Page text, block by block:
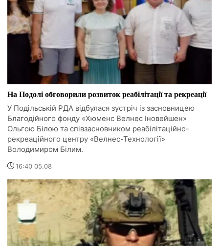
На Подолі обговорили розвиток реабілітації та рекреації
У Подільській РДА відбулася зустріч із засновницею
Благодійного фонду «Хюменс Велнес Іновейшен»
Ольгою Білою та співзасновником реабілітаційно-
рекреаційного центру «Велнес-Технології»
Володимиром Білим.
16:40 05.08